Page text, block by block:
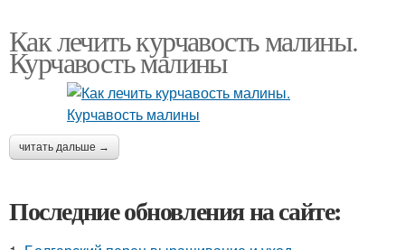
Как лечить курчавость малины.
Курчавость малины
читать дальше →
Последние обновления на сайте: